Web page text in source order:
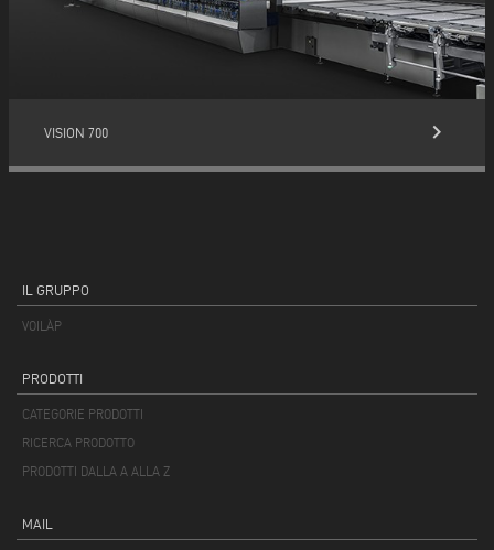
VISION 700 keyboard_arrow_right
IL GRUPPO
VOILÀP
PRODOTTI
CATEGORIE PRODOTTI
RICERCA PRODOTTO
PRODOTTI DALLA A ALLA Z
MAIL